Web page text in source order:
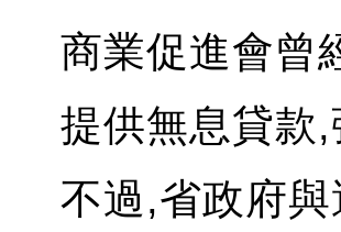
商業促進會曾
提供無息貸款
不過,省政府